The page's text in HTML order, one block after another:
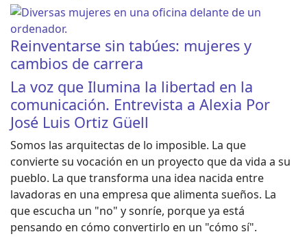
Reinventarse sin tabúes: mujeres y
cambios de carrera
La voz que Ilumina la libertad en la
comunicación. Entrevista a Alexia Por
José Luis Ortiz Güell
Somos las arquitectas de lo imposible. La que
convierte su vocación en un proyecto que da vida a su
pueblo. La que transforma una idea nacida entre
lavadoras en una empresa que alimenta sueños. La
que escucha un "no" y sonríe, porque ya está
pensando en cómo convertirlo en un "cómo sí".